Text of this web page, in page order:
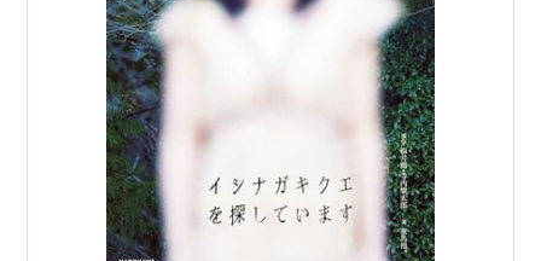
テレビ・三重テレビに対し、TXNの番組が数多く番組販
売されている。
主な沿革
1964年 4月 日本科学技術振興財団テレビ局開局
1973年10月 株式会社東京12チャンネルに社名変更
1981年10月 株式会社テレビ東京
に社名変更